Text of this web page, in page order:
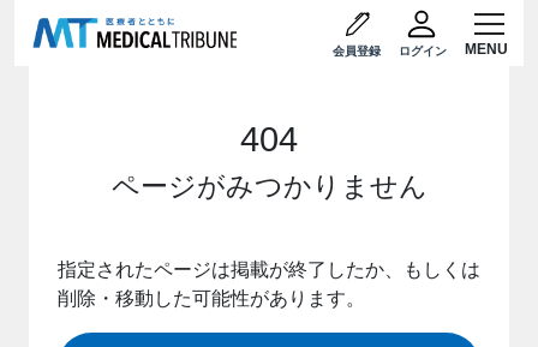
会員登録 ログイン
404
ページがみつかりません
指定されたページは掲載が終了したか、もしくは
削除・移動した可能性があります。